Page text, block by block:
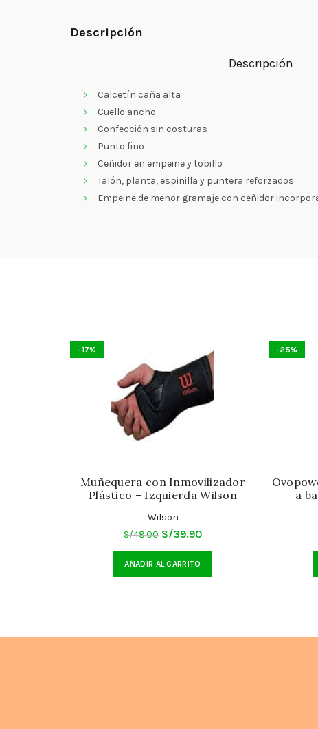
Descripción
Descripción
Calcetín caña alta
Cuello ancho
Confección sin costuras
Punto fino
Ceñidor en empeine y tobillo
Talón, planta, espinilla y puntera reforzados
Empeine de menor gramaje con ceñidor
-17%
Muñequera con Inmovilizador
Plástico – Izquierda Wilson
Wilson
S/48.00 El
precio
original
S/39.90El
precio
AÑADIR AL CARRITO
-25%
a